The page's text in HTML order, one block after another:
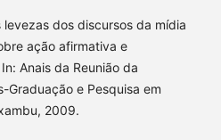
levezas dos discursos da mídia
ação afirmativa e
Anais da Reunião da
Graduação e Pesquisa em
2009.